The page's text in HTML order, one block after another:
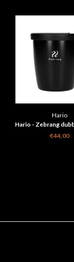
Hario
Hario - Zebrang
koffiemaker mok
€44,00